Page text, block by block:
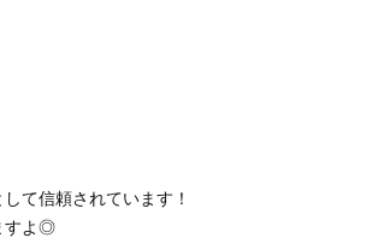
て信頼されています！
すよ◎